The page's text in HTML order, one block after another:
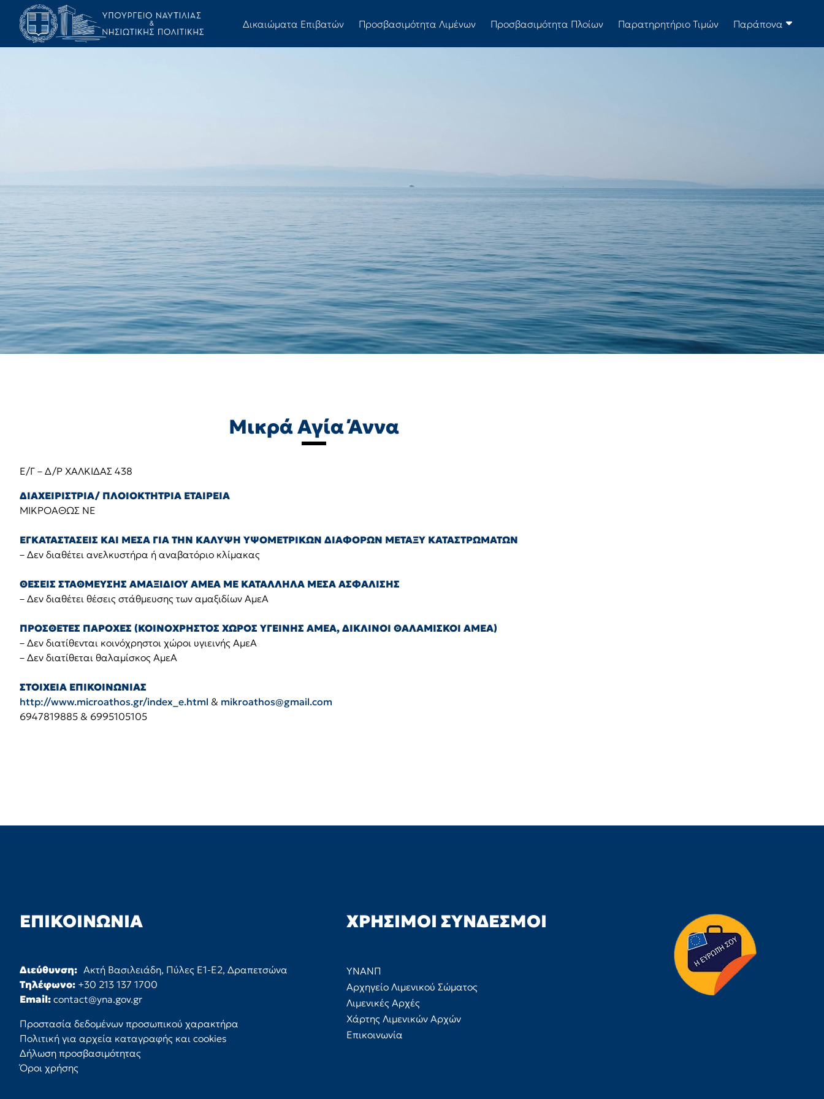
Δικαιώματα Επιβατών Προσβασιμότητα Λιμένων Προσβασιμότητα Πλοίων Παρατηρητήριο Τιμών Παράπονα
Μικρά Αγία Άννα
Ε/Γ – Δ/Ρ ΧΑΛΚΙΔΑΣ 438
ΔΙΑΧΕΙΡΙΣΤΡΙΑ/ ΠΛΟΙΟΚΤΗΤΡΙΑ ΕΤΑΙΡΕΙΑ
ΜΙΚΡΟΑΘΩΣ ΝΕ
ΕΓΚΑΤΑΣΤΑΣΕΙΣ ΚΑΙ ΜΕΣΑ ΓΙΑ ΤΗΝ ΚΑΛΥΨΗ ΥΨΟΜΕΤΡΙΚΩΝ ΔΙΑΦΟΡΩΝ ΜΕΤΑΞΥ ΚΑΤΑΣΤΡΩΜΑΤΩΝ
– Δεν διαθέτει ανελκυστήρα ή αναβατόριο κλίμακας
ΘΕΣΕΙΣ ΣΤΑΘΜΕΥΣΗΣ ΑΜΑΞΙΔΙΟΥ ΑΜΕΑ ΜΕ ΚΑΤΑΛΛΗΛΑ ΜΕΣΑ ΑΣΦΑΛΙΣΗΣ
– Δεν διαθέτει θέσεις στάθμευσης των αμαξιδίων ΑμεΑ
ΠΡΟΣΘΕΤΕΣ ΠΑΡΟΧΕΣ (ΚΟΙΝΟΧΡΗΣΤΟΣ ΧΩΡΟΣ ΥΓΕΙΝΗΣ ΑΜΕΑ, ΔΙΚΛΙΝΟΙ ΘΑΛΑΜΙΣΚΟΙ ΑΜΕΑ)
– Δεν διατίθενται κοινόχρηστοι χώροι υγιεινής ΑμεΑ
– Δεν διατίθεται θαλαμίσκος ΑμεΑ
ΣΤΟΙΧΕΙΑ ΕΠΙΚΟΙΝΩΝΙΑΣ
http://www.microathos.gr/index_e.html & mikroathos@gmail.com
6947819885 & 6995105105
ΕΠΙΚΟΙΝΩΝΊΑ
Διεύθυνση: Ακτή Βασιλειάδη, Πύλες Ε1-Ε2, Δραπετσώνα
Τηλέφωνο: +30 213 137 1700
Email: contact@yna.gov.gr
Προστασία δεδομένων προσωπικού χαρακτήρα
Πολιτική για αρχεία καταγραφής και cookies
Δήλωση προσβασιμότητας
Όροι χρήσης
ΧΡΉΣΙΜΟΙ ΣΎΝΔΕΣΜΟΙ
ΥΝΑΝΠ
Αρχηγείο Λιμενικού Σώματος
Λιμενικές Αρχές
Χάρτης Λιμενικών Αρχών
Επικοινωνία